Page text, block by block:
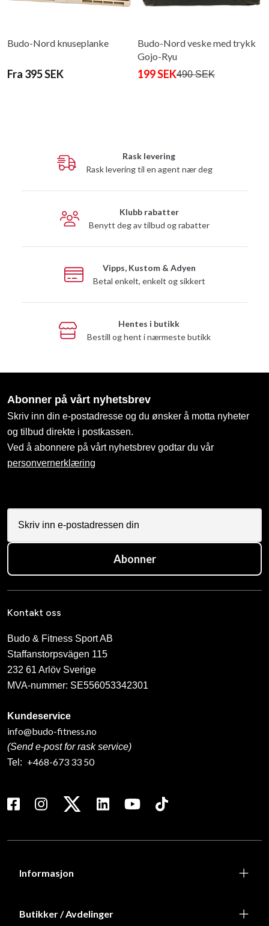
Budo-Nord knuseplanke
Fra 395 SEK
Budo-Nord veske med trykk
Gojo-Ryu
199 SEK490 SEK
Rask levering
Rask levering til en agent nær deg
Klubb rabatter
Benytt deg av tilbud og rabatter
Vipps, Kustom & Adyen
Betal enkelt, enkelt og sikkert
Hentes i butikk
Bestill og hent i nærmeste butikk
Abonner på vårt nyhetsbrev
Skriv inn din e-postadresse og du ønsker å motta nyheter
og tilbud direkte i postkassen.
Ved å abonnere på vårt nyhetsbrev godtar du vår
personvernerklæring
Abonner
Kontakt oss
Budo & Fitness Sport AB
Staffanstorpsvägen 115
232 61 Arlöv Sverige
MVA-nummer: SE556053342301
Kundeservice
info@budo-fitness.no
(Send e-post for rask service)
Tel: +468-673 33 50
Informasjon
Butikker / Avdelinger